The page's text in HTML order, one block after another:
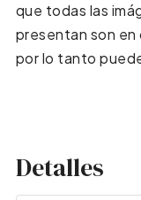
que todas las
presentan son
por lo tanto
Detalles